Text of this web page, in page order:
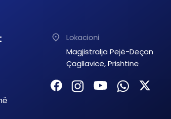
Lokacioni
Magjistralja Pejë-Deçan
Çagllavicë, Prishtinë